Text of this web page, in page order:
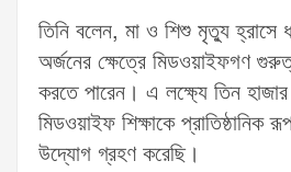
তিনি বলেন, মা ও শিশু মৃত্যু হ্রাসে
অর্জনের ক্ষেত্রে মিডওয়াইফগণ
করতে পারেন। এ লক্ষ্যে তিন
মিডওয়াইফ শিক্ষাকে প্রাতিষ্ঠানিক
উদ্যোগ গ্রহণ করেছি।